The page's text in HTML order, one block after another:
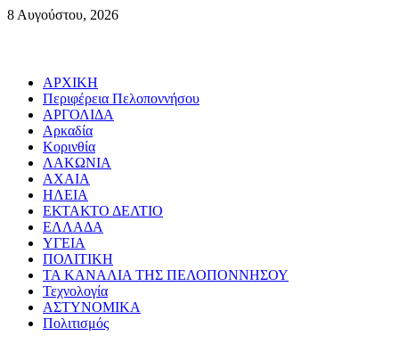
Skip
8 Αυγούστου, 2026
Primary
Menu
ΑΡΧΙΚΗ
Περιφέρεια Πελοποννήσου
ΑΡΓΟΛΙΔΑ
Αρκαδία
Κορινθία
ΛΑΚΩΝΙΑ
ΑΧΑΙΑ
ΗΛΕΙΑ
ΕΚΤΑΚΤΟ ΔΕΛΤΙΟ
ΕΛΛΑΔΑ
ΥΓΕΙΑ
ΠΟΛΙΤΙΚΗ
ΤΑ ΚΑΝΑΛΙΑ ΤΗΣ ΠΕΛΟΠΟΝΝΗΣΟΥ
Τεχνολογία
ΑΣΤΥΝΟΜΙΚΑ
Πολιτισμός